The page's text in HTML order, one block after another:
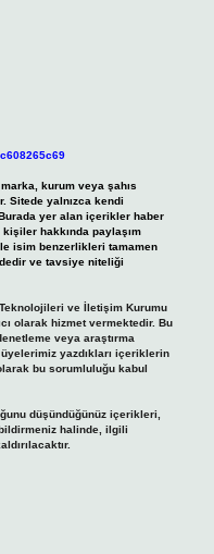
kurum veya şahıs
Sitede yalnızca kendi
Burada yer alan içerikler haber
hakkında paylaşım
isim benzerlikleri tamamen
ve tavsiye niteliği
ve İletişim Kurumu
olarak hizmet vermektedir. Bu
veya araştırma
yazdıkları içeriklerin
bu sorumluluğu kabul
düşündüğünüz içerikleri,
halinde, ilgili